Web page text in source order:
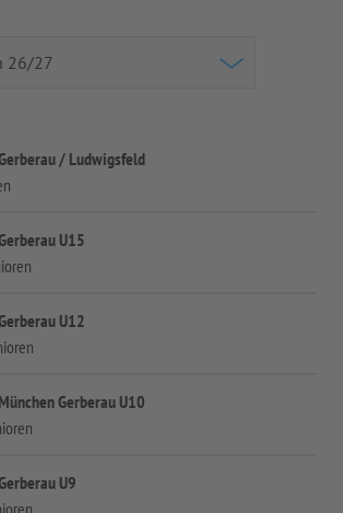
/ Ludwigsfeld
U15
U12
Gerberau U10
U9